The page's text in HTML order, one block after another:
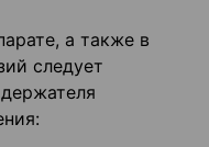
а также в
следует